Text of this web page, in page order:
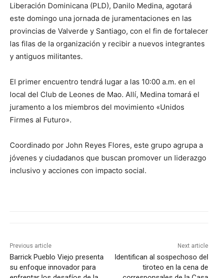
Liberación Dominicana (PLD), Danilo Medina, agotará
este domingo una jornada de juramentaciones en las
provincias de Valverde y Santiago, con el fin de fortalecer
las filas de la organización y recibir a nuevos integrantes
y antiguos militantes.
El primer encuentro tendrá lugar a las 10:00 a.m. en el
local del Club de Leones de Mao. Allí, Medina tomará el
juramento a los miembros del movimiento «Unidos
Firmes al Futuro».
Coordinado por John Reyes Flores, este grupo agrupa a
jóvenes y ciudadanos que buscan promover un liderazgo
inclusivo y acciones con impacto social.
Previous article
Barrick Pueblo Viejo presenta
su enfoque innovador para
Next article
Identifican al sospechoso del
tiroteo en la cena de